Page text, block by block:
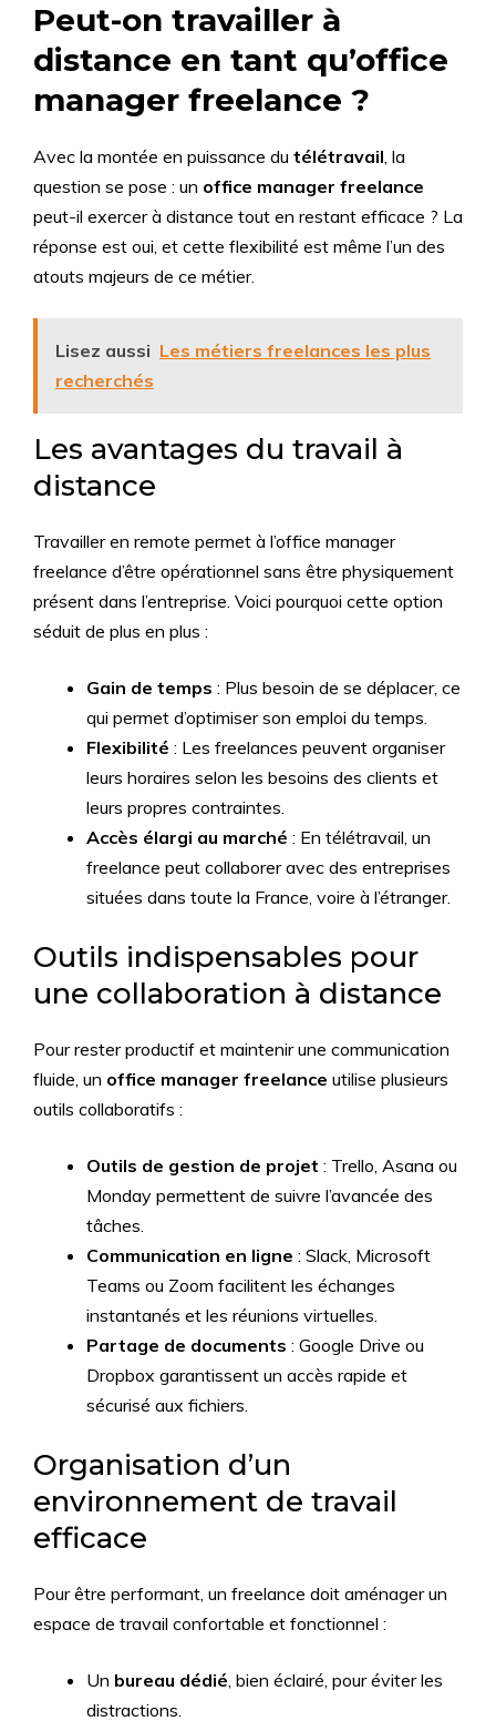
Peut-on travailler à
distance en tant qu’office
manager freelance ?
Avec la montée en puissance du télétravail, la
question se pose : un office manager freelance
peut-il exercer à distance tout en restant efficace ? La
réponse est oui, et cette flexibilité est même l’un des
atouts majeurs de ce métier.
Lisez aussi Les métiers freelances les plus
recherchés
Les avantages du travail à
distance
Travailler en remote permet à l’office manager
freelance d’être opérationnel sans être physiquement
présent dans l’entreprise. Voici pourquoi cette option
séduit de plus en plus :
Gain de temps : Plus besoin de se déplacer, ce
qui permet d’optimiser son emploi du temps.
Flexibilité : Les freelances peuvent organiser
leurs horaires selon les besoins des clients et
leurs propres contraintes.
Accès élargi au marché : En télétravail, un
freelance peut collaborer avec des entreprises
situées dans toute la France, voire à l’étranger.
Outils indispensables pour
une collaboration à distance
Pour rester productif et maintenir une communication
fluide, un office manager freelance utilise plusieurs
outils collaboratifs :
Outils de gestion de projet : Trello, Asana ou
Monday permettent de suivre l’avancée des
tâches.
Communication en ligne : Slack, Microsoft
Teams ou Zoom facilitent les échanges
instantanés et les réunions virtuelles.
Partage de documents : Google Drive ou
Dropbox garantissent un accès rapide et
sécurisé aux fichiers.
Organisation d’un
environnement de travail
efficace
Pour être performant, un freelance doit aménager un
espace de travail confortable et fonctionnel :
Un bureau dédié, bien éclairé, pour éviter les
distractions.